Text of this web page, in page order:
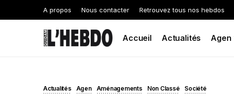
A propos Nous contacter Retrouvez tous nos hebdos
Accueil Actualités Agen
Actualités Agen Aménagements Non Classé Société